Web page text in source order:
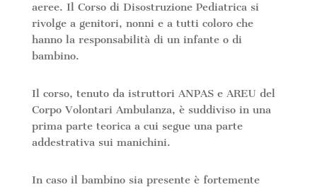
aeree. Il Corso di Disostruzione Pediatrica si
rivolge a genitori, nonni e a tutti coloro che
hanno la responsabilità di un infante o di
bambino.
Il corso, tenuto da istruttori ANPAS e AREU del
Corpo Volontari Ambulanza, è suddiviso in una
prima parte teorica a cui segue una parte
addestrativa sui manichini.
In caso il bambino sia presente è fortemente